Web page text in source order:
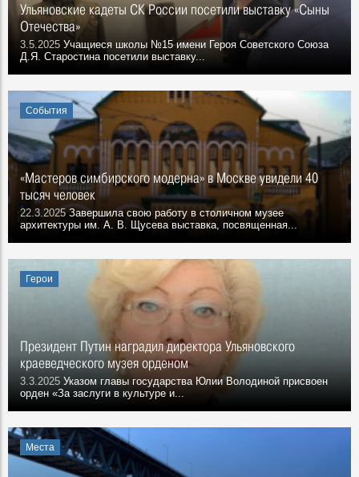
Ульяновские кадеты СК России посетили выставку «Сыны
Отечества»
3.5.2025 Учащиеся школы №15 имени Героя Советского Союза
Д.Я. Старостина посетили выставку...
События
«Мастеров симбирского модерна» в Москве увидели 40
тысяч человек
22.3.2025Завершила свою работу в столичном музее
архитектуры им. А. В. Щусева выставка, посвященная...
Герои
Президент Путин наградил директора Ульяновского
краеведческого музея орденом
3.3.2025 Указом главы государства Юлии Володиной присвоен
орден «За заслуги в культуре и...
Места